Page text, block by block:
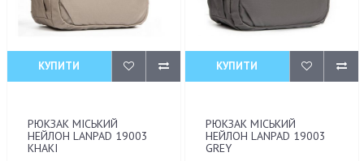
КУПИТИ
РЮКЗАК МІСЬКИЙ
НЕЙЛОН LANPAD 19003
KHAKI
КУПИТИ
РЮКЗАК МІСЬКИЙ
НЕЙЛОН LANPAD 19003
GREY